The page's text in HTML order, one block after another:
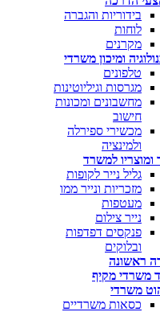
בידוריות והגברה
לוחות
מקרנים
ומיכון משרדי
טלפונים
מגרסות וגיליוטינות
מחשבונים ומכונות
חישוב
מכשירי ספירלה
ולמינציה
ומוצריו למשרד
גליל נייר לקופות
מזכריות ונייר ממו
מעטפות
נייר צילום
פנקסים דפדפות
ובלוקים
ראשונה
משרדי מקיף
משרדי
כסאות משרדיים